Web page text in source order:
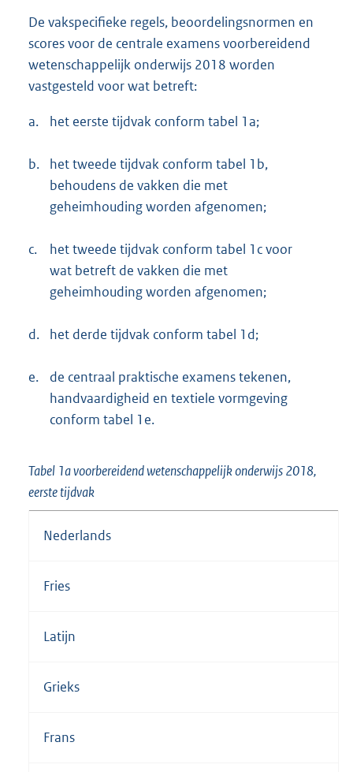
De vakspecifieke regels, beoordelingsnormen en
scores voor de centrale examens voorbereidend
wetenschappelijk onderwijs 2018 worden
vastgesteld voor wat betreft:
a. het eerste tijdvak conform tabel 1a;
b.
het tweede tijdvak conform tabel 1b,
behoudens de vakken die met
geheimhouding worden afgenomen;
c.
het tweede tijdvak conform tabel 1c voor
wat betreft de vakken die met
geheimhouding worden afgenomen;
d. het derde tijdvak conform tabel 1d;
e.
de centraal praktische examens tekenen,
handvaardigheid en textiele vormgeving
conform tabel 1e.
Tabel 1a voorbereidend wetenschappelijk onderwijs 2018,
eerste tijdvak
Nederlands
Fries
Latijn
Grieks
Frans